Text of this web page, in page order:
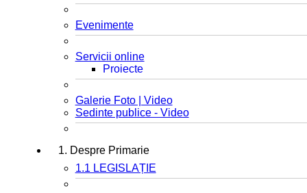
Evenimente
Servicii online
Proiecte
Galerie Foto | Video
Sedinte publice - Video
1. Despre Primarie
1.1 LEGISLAȚIE